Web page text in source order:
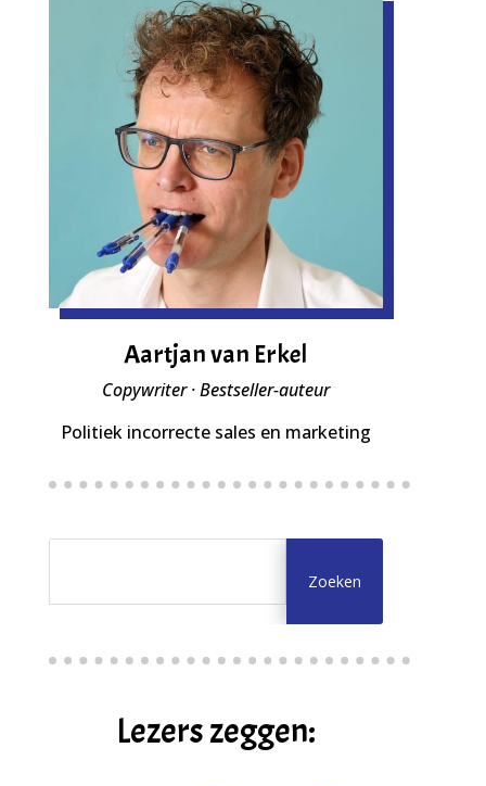
Aartjan van Erkel
Copywriter · Bestseller-auteur
Politiek incorrecte sales en marketing
Lezers zeggen: